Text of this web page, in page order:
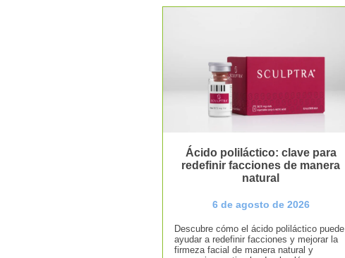
Ácido poliláctico: clave para
redefinir facciones de manera
natural
6 de agosto de 2026
Descubre cómo el ácido poliláctico puede
ayudar a redefinir facciones y mejorar la
firmeza facial de manera natural y